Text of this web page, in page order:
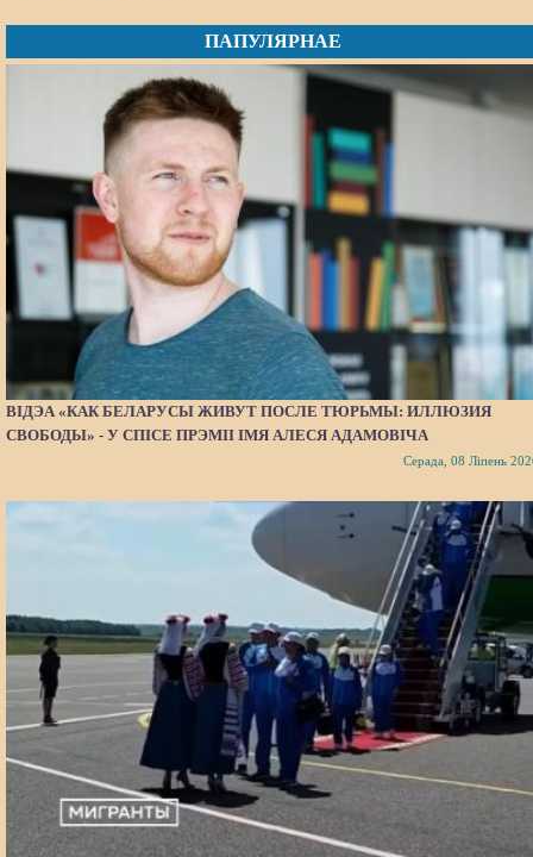
ПАПУЛЯРНАЕ
ВІДЭА «КАК БЕЛАРУСЫ ЖИВУТ ПОСЛЕ ТЮРЬМЫ: ИЛЛЮЗИЯ
СВОБОДЫ» - У СПІСЕ ПРЭМІІ ІМЯ АЛЕСЯ АДАМОВІЧА
Серада, 08 Ліпень